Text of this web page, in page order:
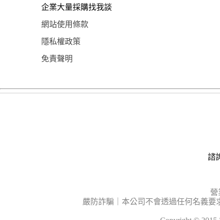
企業大量採購找我談
網站使用條款
隱私權政策
免責聲明
諮
營
嚴防詐騙｜本公司不會透過任何名義